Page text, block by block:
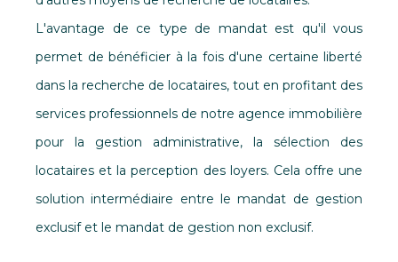
L'avantage de ce type de mandat est qu'il vous
permet de bénéficier à la fois d'une certaine liberté
dans la recherche de locataires, tout en profitant des
services professionnels de notre agence immobilière
pour la gestion administrative, la sélection des
locataires et la perception des loyers. Cela offre une
solution intermédiaire entre le mandat de gestion
exclusif et le mandat de gestion non exclusif.